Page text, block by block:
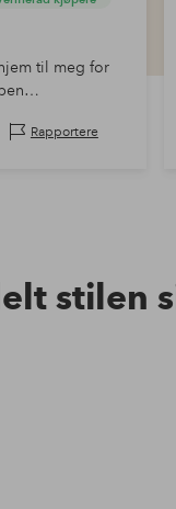
til meg for
Rapportere
stilen